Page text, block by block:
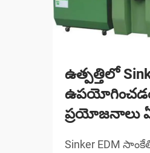
ఉత్పత్తిలో
ఉపయోగించడం
ప్రయోజనాలు
Sinker EDM